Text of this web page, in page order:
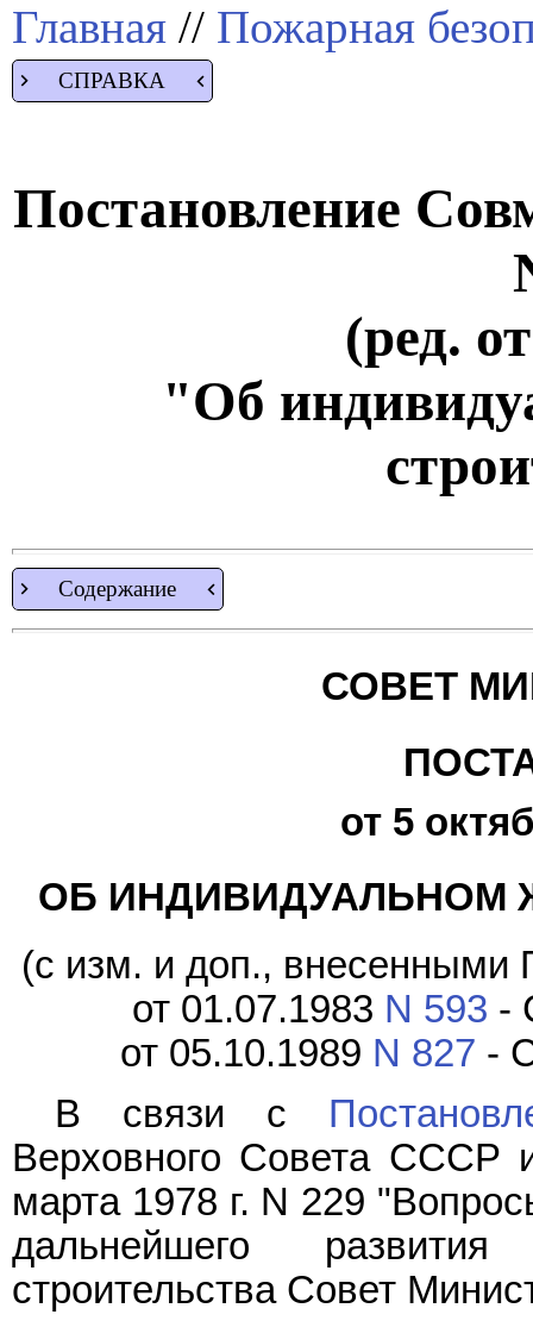
Главная // Пожарная
СПРАВКА
Постановление
(ред.
"Об
Содержание
СОВЕТ
от 5
ОБ ИНДИВИДУАЛЬНОМ
(с изм. и доп.,
от 01.07.1983 N 593 -
от 05.10.1989 N 827 -
В связи с
Верховного Совета СССР
марта 1978 г. N 229
дальнейшего развития
строительства Совет